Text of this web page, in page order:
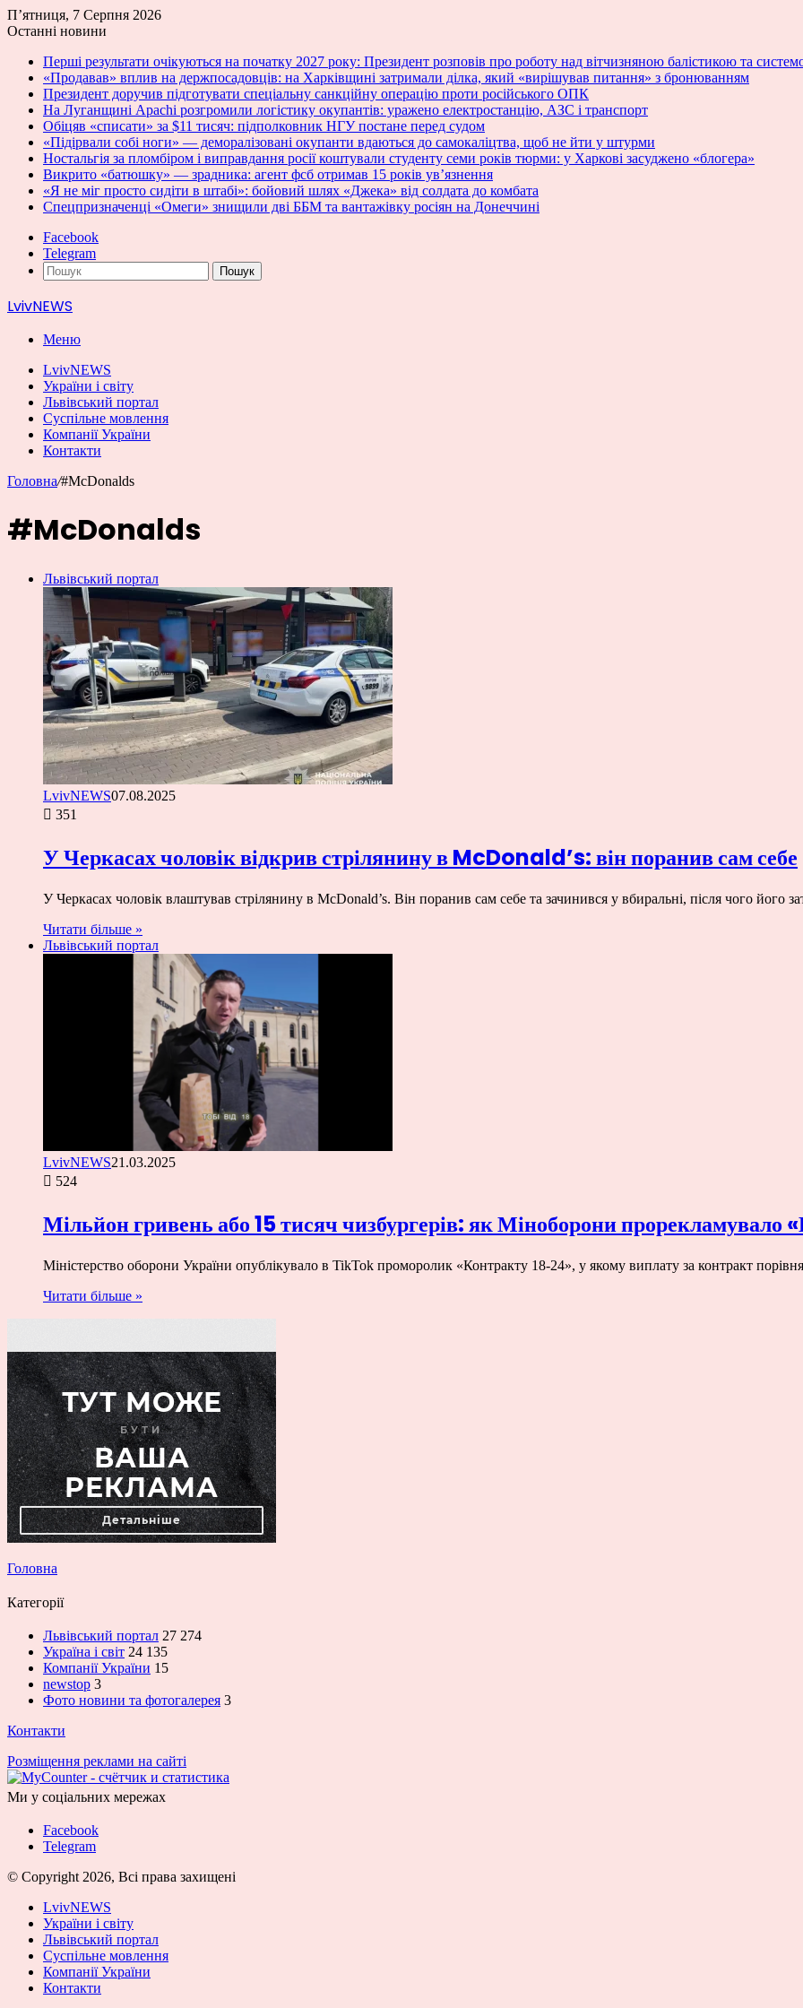
П’ятниця, 7 Серпня 2026
Останні новини
Перші результати очікуються на початку 2027 року: Президент розповів про роботу над вітчизняною балістикою та
«Продавав» вплив на держпосадовців: на Харківщині затримали ділка, який «вирішував питання» з бронюванням
Президент доручив підготувати спеціальну санкційну операцію проти російського ОПК
На Луганщині Apachi розгромили логістику окупантів: уражено електростанцію, АЗС і транспорт
Обіцяв «списати» за $11 тисяч: підполковник НГУ постане перед судом
«Підірвали собі ноги» — деморалізовані окупанти вдаються до самокаліцтва, щоб не йти у штурми
Ностальгія за пломбіром і виправдання росії коштували студенту семи років тюрми: у Харкові засуджено «блогера»
Викрито «батюшку» — зрадника: агент фсб отримав 15 років ув’язнення
«Я не міг просто сидіти в штабі»: бойовий шлях «Джека» від солдата до комбата
Спецпризначенці «Омеги» знищили дві ББМ та вантажівку росіян на Донеччині
Facebook
Telegram
Пошук
LvivNEWS
Меню
LvivNEWS
України і світу
Львівський портал
Суспільне мовлення
Компанії України
Контакти
Головна/#McDonalds
#McDonalds
Львівський портал
LvivNEWS07.08.2025
351
У Черкасах чоловік відкрив стрілянину в McDonald’s: він поранив сам себе
У Черкасах чоловік влаштував стрілянину в McDonald’s. Він поранив сам себе та зачинився у вбиральні, після чого його
Читати більше »
Львівський портал
LvivNEWS21.03.2025
524
Мільйон гривень або 15 тисяч чизбургерів: як Міноборони прорекламувало
Міністерство оборони України опублікувало в TikTok проморолик «Контракту 18-24», у якому виплату за контракт
Читати більше »
Головна
Категорії
Львівський портал 27 274
Україна і світ 24 135
Компанії України 15
newstop 3
Фото новини та фотогалерея 3
Контакти
Розміщення реклами на сайті
Ми у соціальних мережах
Facebook
Telegram
© Copyright 2026, Всі права захищені
LvivNEWS
України і світу
Львівський портал
Суспільне мовлення
Компанії України
Контакти